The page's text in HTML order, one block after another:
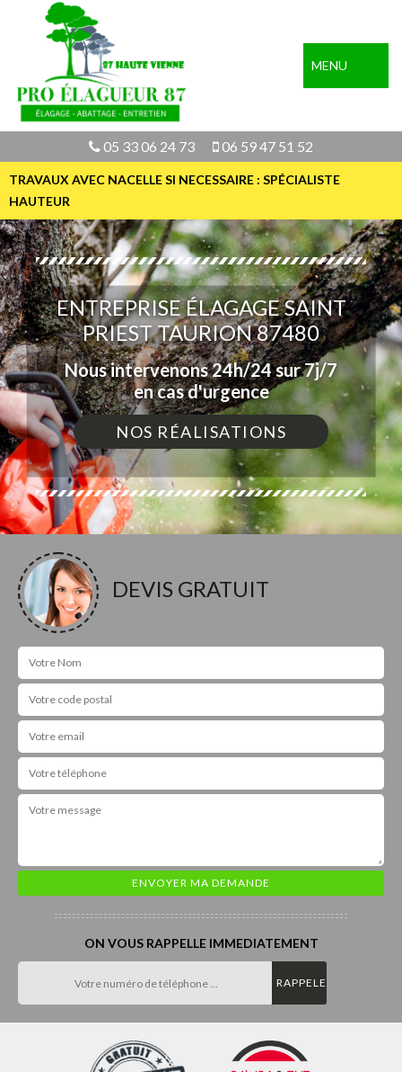
MENU
05 33 06 24 73 06 59 47 51 52
TRAVAUX AVEC NACELLE SI NECESSAIRE : SPÉCIALISTE
HAUTEUR
ENTREPRISE ÉLAGAGE SAINT
PRIEST TAURION 87480
Nous intervenons 24h/24 sur 7j/7
en cas d'urgence
NOS RÉALISATIONS
DEVIS GRATUIT
ON VOUS RAPPELLE IMMEDIATEMENT